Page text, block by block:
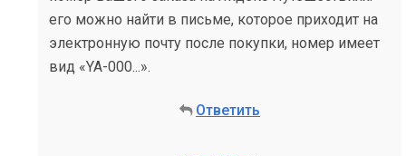
его можно найти в письме, которое приходит на
электронную почту после покупки, номер имеет
вид «YA-000...».
Ответить